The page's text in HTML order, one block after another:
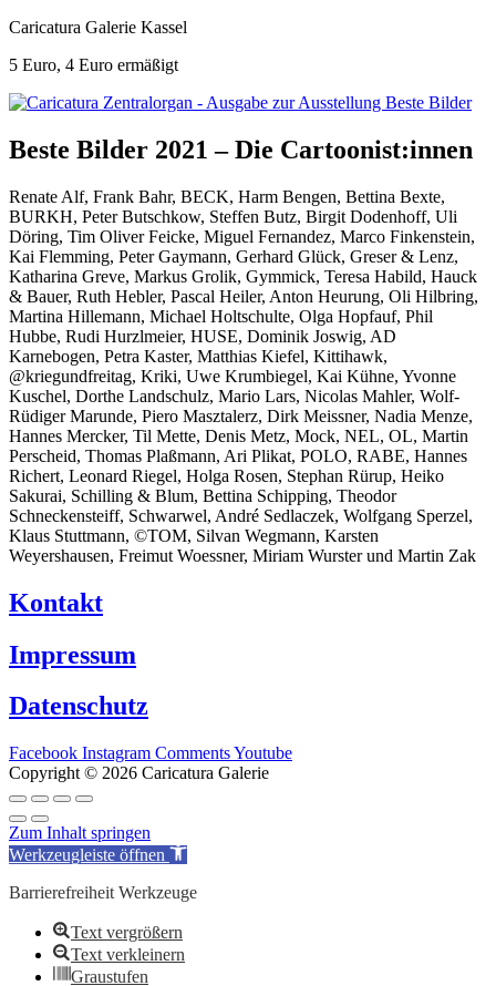
Caricatura Galerie Kassel
5 Euro, 4 Euro ermäßigt
Beste Bilder 2021 – Die Cartoonist:innen
Renate Alf, Frank Bahr, BECK, Harm Bengen, Bettina Bexte,
BURKH, Peter Butschkow, Steffen Butz, Birgit Dodenhoff, Uli
Döring, Tim Oliver Feicke, Miguel Fernandez, Marco Finkenstein,
Kai Flemming, Peter Gaymann, Gerhard Glück, Greser & Lenz,
Katharina Greve, Markus Grolik, Gymmick, Teresa Habild, Hauck
& Bauer, Ruth Hebler, Pascal Heiler, Anton Heurung, Oli Hilbring,
Martina Hillemann, Michael Holtschulte, Olga Hopfauf, Phil
Hubbe, Rudi Hurzlmeier, HUSE, Dominik Joswig, AD
Karnebogen, Petra Kaster, Matthias Kiefel, Kittihawk,
@kriegundfreitag, Kriki, Uwe Krumbiegel, Kai Kühne, Yvonne
Kuschel, Dorthe Landschulz, Mario Lars, Nicolas Mahler, Wolf-
Rüdiger Marunde, Piero Masztalerz, Dirk Meissner, Nadia Menze,
Hannes Mercker, Til Mette, Denis Metz, Mock, NEL, OL, Martin
Perscheid, Thomas Plaßmann, Ari Plikat, POLO, RABE, Hannes
Richert, Leonard Riegel, Holga Rosen, Stephan Rürup, Heiko
Sakurai, Schilling & Blum, Bettina Schipping, Theodor
Schneckensteiff, Schwarwel, André Sedlaczek, Wolfgang Sperzel,
Klaus Stuttmann, ©TOM, Silvan Wegmann, Karsten
Weyershausen, Freimut Woessner, Miriam Wurster und Martin Zak
Kontakt
Impressum
Datenschutz
Facebook Instagram CommentsYoutube
Copyright © 2026 Caricatura Galerie
Zum Inhalt springen
Werkzeugleiste öffnen
Barrierefreiheit Werkzeuge
Text vergrößern
Text verkleinern
Graustufen